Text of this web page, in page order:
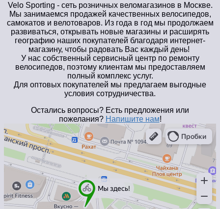
Velo Sporting - сеть розничных веломагазинов в Москве.
Мы занимаемся продажей качественных велосипедов,
самокатов и велотоваров. Из года в год мы продолжаем
развиваться, открывать новые магазины и расширять
географию наших покупателей благодаря интернет-
магазину, чтобы радовать Вас каждый день!
У нас собственный сервисный центр по ремонту
велосипедов, поэтому клиентам мы предоставляем
полный комплекс услуг.
Для оптовых покупателей мы предлагаем выгодные
условия сотрудничества.
Остались вопросы? Есть предложения или
пожелания? Напишите нам!